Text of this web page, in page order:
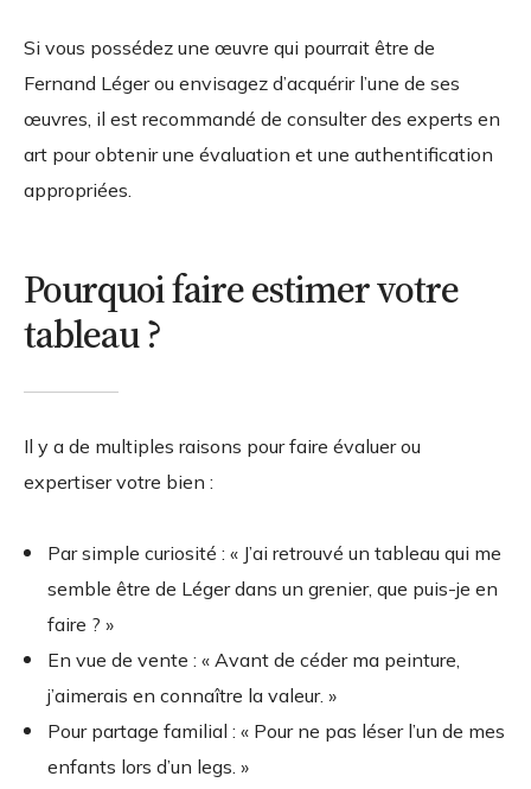
Si vous possédez une œuvre qui pourrait être de
Fernand Léger ou envisagez d’acquérir l’une de ses
œuvres, il est recommandé de consulter des experts en
art pour obtenir une évaluation et une authentification
appropriées.
Pourquoi faire estimer votre
tableau ?
Il y a de multiples raisons pour faire évaluer ou
expertiser votre bien :
Par simple curiosité : « J’ai retrouvé un tableau qui me
semble être de Léger dans un grenier, que puis-je en
faire ? »
En vue de vente : « Avant de céder ma peinture,
j’aimerais en connaître la valeur. »
Pour partage familial : « Pour ne pas léser l’un de mes
enfants lors d’un legs. »